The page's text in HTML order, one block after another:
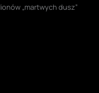
„martwych dusz”